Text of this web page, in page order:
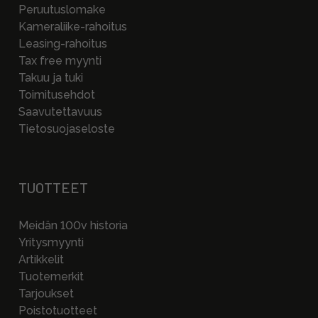
Peruutuslomake
Kameraliike-rahoitus
Leasing-rahoitus
Tax free myynti
Takuu ja tuki
Toimitusehdot
Saavutettavuus
Tietosuojaseloste
TUOTTEET
Meidän 100v historia
Yritysmyynti
Artikkelit
Tuotemerkit
Tarjoukset
Poistotuotteet